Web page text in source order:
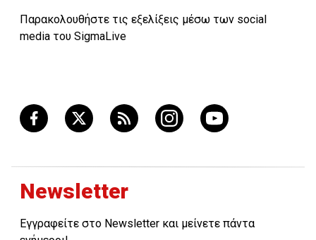
Παρακολουθήστε τις εξελίξεις μέσω των social
media του SigmaLive
Newsletter
Εγγραφείτε στο Newsletter και μείνετε πάντα